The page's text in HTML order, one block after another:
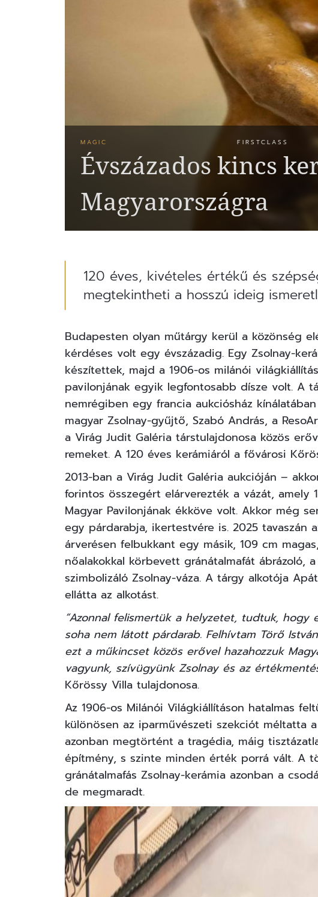
MAGIC FIRSTCLASS
Évszázados kincs
Magyarországra
120 éves, kivételes értékű és
megtekintheti a hosszú ideig
Budapesten olyan műtárgy kerül a közönség
kérdéses volt egy évszázadig. Egy Zsolnay-
készítettek, majd a 1906-os milánói
pavilonjának egyik legfontosabb dísze volt. A
nemrégiben egy francia aukciósház
magyar Zsolnay-gyűjtő, Szabó András, a
a Virág Judit Galéria társtulajdonosa közös
remeket. A 120 éves kerámiáról a fővárosi
2013-ban a Virág Judit Galéria aukcióján –
forintos összegért elárverezték a vázát, amely
Magyar Pavilonjának ékköve volt. Akkor még
egy párdarabja, ikertestvére is. 2025 tavaszán
árverésen felbukkant egy másik, 109 cm
nőalakokkal körbevett gránátalmafát ábrázoló,
szimbolizáló Zsolnay-váza. A tárgy alkotója
ellátta az alkotást.
“Azonnal felismertük a helyzetet, tudtuk,
soha nem látott párdarab. Felhívtam Törő
ezt a műkincset közös erővel hazahozzuk
vagyunk, szívügyünk Zsolnay és az
Kőrössy Villa tulajdonosa.
Az 1906-os Milánói Világkiállításon hatalmas
különösen az iparművészeti szekciót méltatta
azonban megtörtént a tragédia, máig
építmény, s szinte minden érték porrá vált. A
gránátalmafás Zsolnay-kerámia azonban a
de megmaradt.